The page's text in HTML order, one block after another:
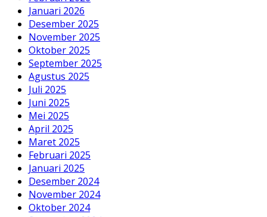
Januari 2026
Desember 2025
November 2025
Oktober 2025
September 2025
Agustus 2025
Juli 2025
Juni 2025
Mei 2025
April 2025
Maret 2025
Februari 2025
Januari 2025
Desember 2024
November 2024
Oktober 2024